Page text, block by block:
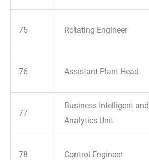
75 Rotating Engineer
76 Assistant Plant Head
77
Business Intelligent and
Analytics Unit
78 Control Engineer